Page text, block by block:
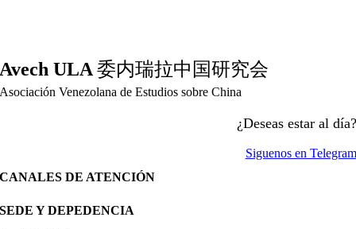
Avech ULA委内瑞拉中国研究会
Asociación Venezolana de Estudios sobre China
¿Deseas estar al día?
Siguenos en Telegram
CANALES DE ATENCIÓN
SEDE Y DEPEDENCIA